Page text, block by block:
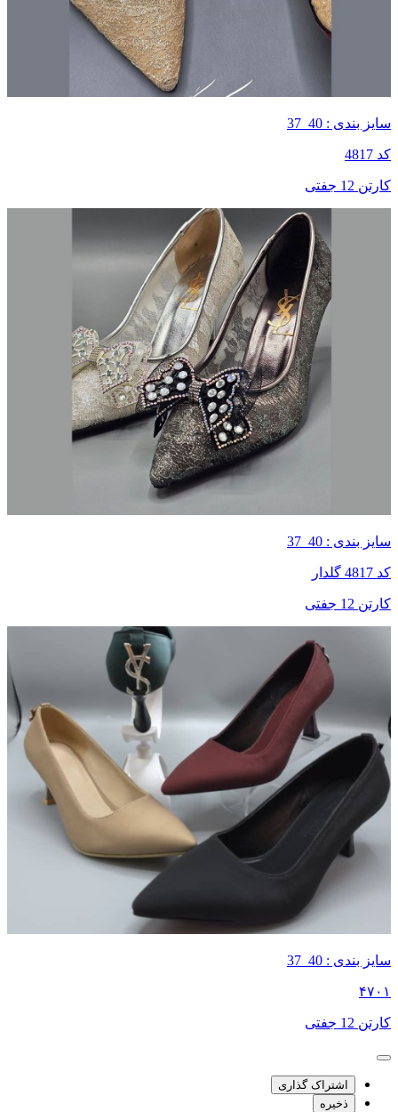
سایز بندی : 40_37
کد 4817
کارتن 12 جفتی
سایز بندی : 40_37
کد 4817 گلدار
کارتن 12 جفتی
سایز بندی : 40_37
۴۷۰۱
کارتن 12 جفتی
اشتراک گذاری
ذخیره